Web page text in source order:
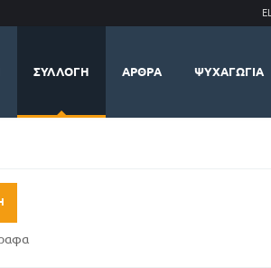
EL
ΣΥΛΛΟΓΉ ΆΡΘΡΑ ΨΥΧΑΓΩΓΊΑ